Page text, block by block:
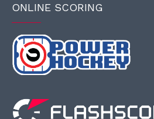
ONLINE SCORING